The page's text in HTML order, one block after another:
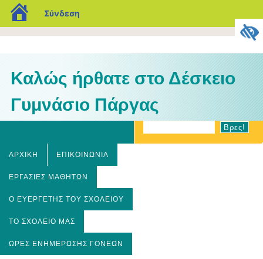
blogs.sch.gr
Σύνδεση
Καλώς ήρθατε στο Δέσκειο
Γυμνάσιο Πάργας
ΑΡΧΙΚΉ ΕΠΙΚΟΙΝΩΝΊΑ
ΕΡΓΑΣΊΕΣ ΜΑΘΗΤΏΝ
Ο ΕΥΕΡΓΈΤΗΣ ΤΟΥ ΣΧΟΛΕΊΟΥ
ΤΟ ΣΧΟΛΕΊΟ ΜΑΣ
ΏΡΕΣ ΕΝΗΜΈΡΩΣΗΣ ΓΟΝΈΩΝ